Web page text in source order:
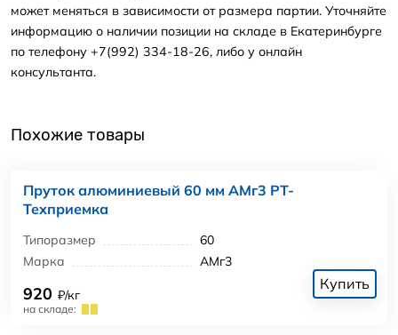
может меняться в зависимости от размера партии. Уточняйте
информацию о наличии позиции на складе в Екатеринбурге
по телефону +7(992) 334-18-26, либо у онлайн
консультанта.
Похожие товары
Пруток алюминиевый 60 мм АМг3 РТ-
Техприемка
Типоразмер
60
Марка
АМг3
920 ₽/кг
на складе:
Купить